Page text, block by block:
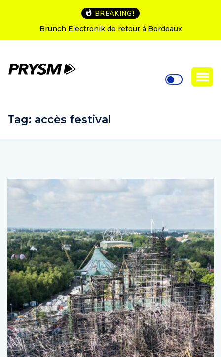
BREAKING!
L’Amnesia Ibiza fête ses 50 ans : le
soirées d’ouverture
Tag: accès festival